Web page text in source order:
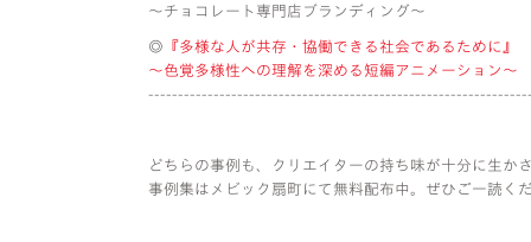
〜チョコレート専門店ブランディング〜
◎ 『多様な人が共存・協働できる社会であるために』
〜色覚多様性への理解を深める短編アニメーション〜
どちらの事例も、クリエイターの持ち味が十分に生か
事例集はメビック扇町にて無料配布中。ぜひご一読く